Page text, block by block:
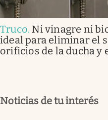
Truco. Ni vinagre ni
ideal para eliminar el
orificios de la ducha
Noticias de tu interés